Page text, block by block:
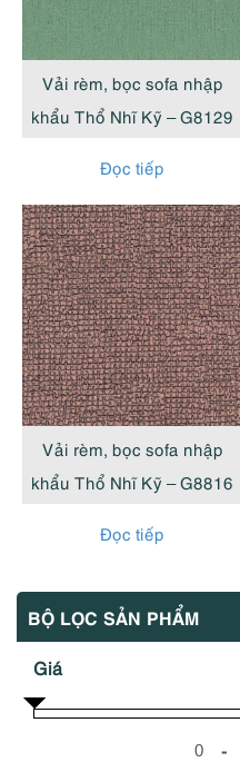
Vải rèm, bọc sofa nhập
khẩu Thổ Nhĩ Kỹ – G8129
Đọc tiếp
Vải rèm, bọc sofa nhập
khẩu Thổ Nhĩ Kỹ – G8816
Đọc tiếp
BỘ LỌC SẢN PHẨM
Giá
-